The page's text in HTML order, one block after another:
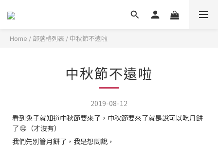
Home / 部落格列表 / 中秋節不遠啦
中秋節不遠啦
2019-08-12
看到兔子就知道中秋節要來了，中秋節要來了就是說可以吃月餅
了🤤 （才沒有）
我們先別管月餅了，我是想問說，